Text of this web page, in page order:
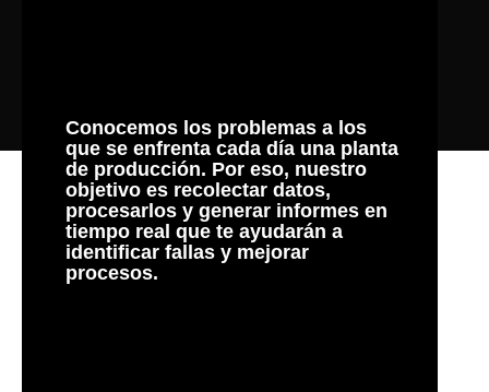
Conocemos los problemas a los
que se enfrenta cada día una planta
de producción. Por eso, nuestro
objetivo es recolectar datos,
procesarlos y generar informes en
tiempo real que te ayudarán a
identificar fallas y mejorar
procesos.